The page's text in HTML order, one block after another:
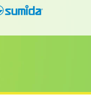
Untermenü
SUMIDA